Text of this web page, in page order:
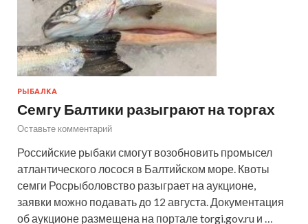
РЫБАЛКА
Семгу Балтики разыграют на торгах
Оставьте комментарий
Российские рыбаки смогут возобновить промысел
атлантического лосося в Балтийском море. Квоты
семги Росрыболовство разыграет на аукционе,
заявки можно подавать до 12 августа. Документация
об аукционе размещена на портале torgi.gov.ru и …